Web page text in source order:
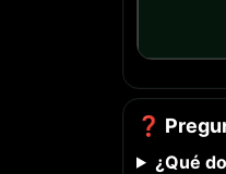
❓
¿Qué